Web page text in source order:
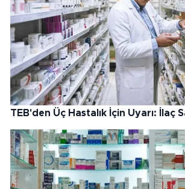
TEB'den Üç Hastalık İçin Uyarı: İlaç